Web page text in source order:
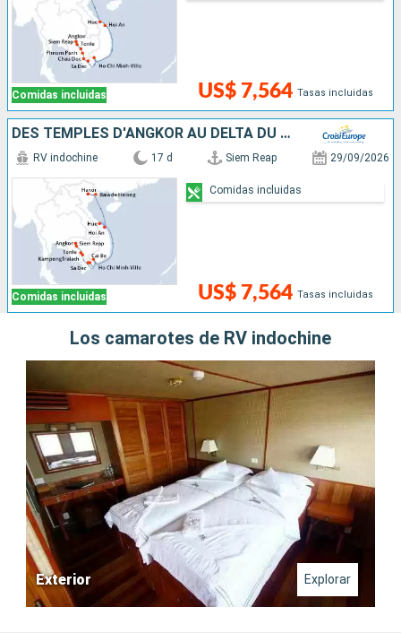
Comidas incluidas US$ 7,564 Tasas incluidas
DES TEMPLES D'ANGKOR AU DELTA DU MÉKONG, LES VILLES IMPÉRIALES, HANOÏ ET LA BAIE D'ALONG
Comidas incluidas
RV indochine 17 d Siem Reap 29/09/2026
US$ 7,564 Tasas incluidas
Comidas incluidas
Los camarotes de RV indochine
Exterior Explorar